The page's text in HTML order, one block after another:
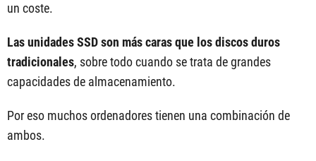
un coste.
Las unidades SSD son más caras que los discos duros
tradicionales, sobre todo cuando se trata de grandes
capacidades de almacenamiento.
Por eso muchos ordenadores tienen una combinación de
ambos.